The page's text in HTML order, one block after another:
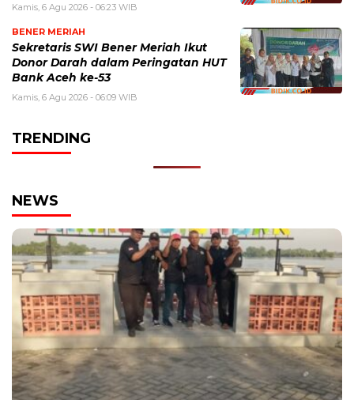
Kamis, 6 Agu 2026 - 06:23 WIB
BENER MERIAH
Sekretaris SWI Bener Meriah Ikut
Donor Darah dalam Peringatan HUT
Bank Aceh ke-53
Kamis, 6 Agu 2026 - 06:09 WIB
TRENDING
NEWS